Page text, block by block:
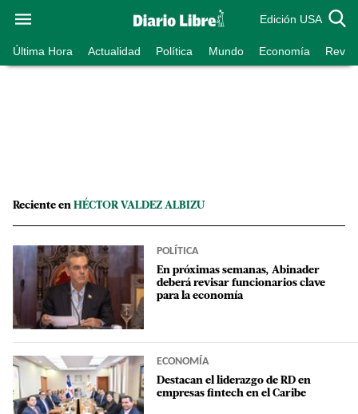
Edición USA
Última Hora Actualidad Política Mundo Economía
Reciente en HÉCTOR VALDEZ ALBIZU
POLÍTICA
En próximas semanas, Abinader
deberá revisar funcionarios clave
para la economía
ECONOMÍA
Destacan el liderazgo de RD en
empresas fintech en el Caribe